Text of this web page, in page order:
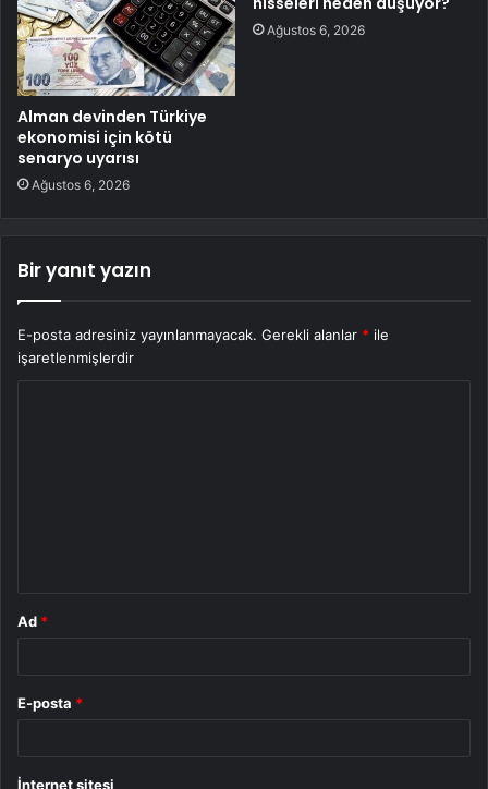
Alman devinden Türkiye
ekonomisi için kötü
senaryo uyarısı
Ağustos 6, 2026
Ağustos 6, 2026
Bir yanıt yazın
E-posta adresiniz yayınlanmayacak. Gerekli alanlar * ile
işaretlenmişlerdir
Ad *
E-posta *
İnternet sitesi